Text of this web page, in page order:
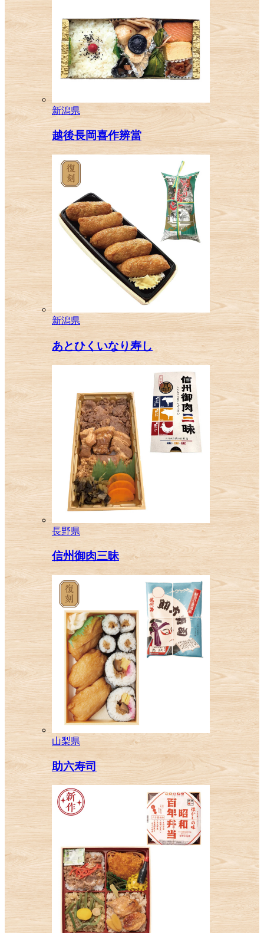
新潟県
越後長岡喜作辨當
新潟県
あとひくいなり寿し
長野県
信州御肉三昧
山梨県
助六寿司